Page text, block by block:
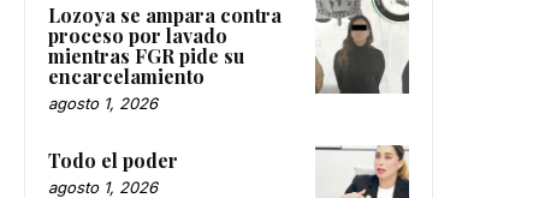
Lozoya se ampara contra
proceso por lavado
mientras FGR pide su
encarcelamiento
agosto 1, 2026
Todo el poder
agosto 1, 2026